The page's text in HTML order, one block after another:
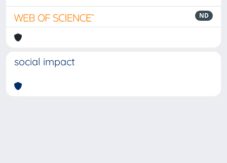
ND
social impact